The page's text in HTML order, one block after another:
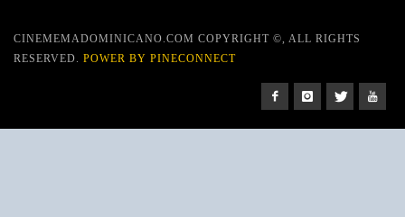
CINEMEMADOMINICANO.COM COPYRIGHT ©, ALL RIGHTS
RESERVED. POWER BY PINECONNECT